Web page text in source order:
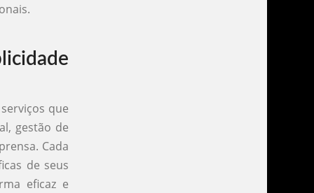
que
gestão de
Cada
de seus
eficaz e